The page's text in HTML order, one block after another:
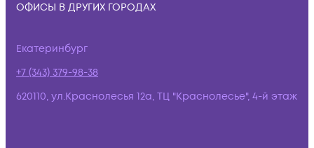
ОФИСЫ В ДРУГИХ ГОРОДАХ
Екатеринбург
+7 (343) 379-98-38
620110, ул.Краснолесья 12а, ТЦ "Краснолесье", 4-й этаж